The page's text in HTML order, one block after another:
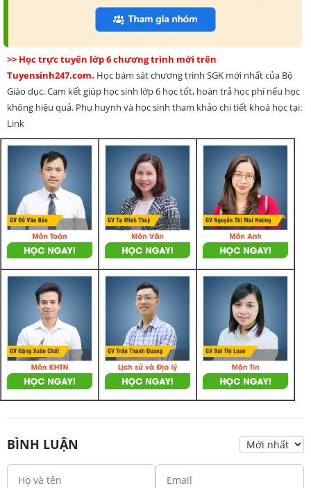
>> Học trực tuyến lớp 6 chương trình mới trên
Tuyensinh247.com. Học bám sát chương trình SGK mới nhất của Bộ
Giáo dục. Cam kết giúp học sinh lớp 6 học tốt, hoàn trả học phí nếu học
không hiệu quả. Phụ huynh và học sinh tham khảo chi tiết khoá học tại:
Link
BÌNH LUẬN